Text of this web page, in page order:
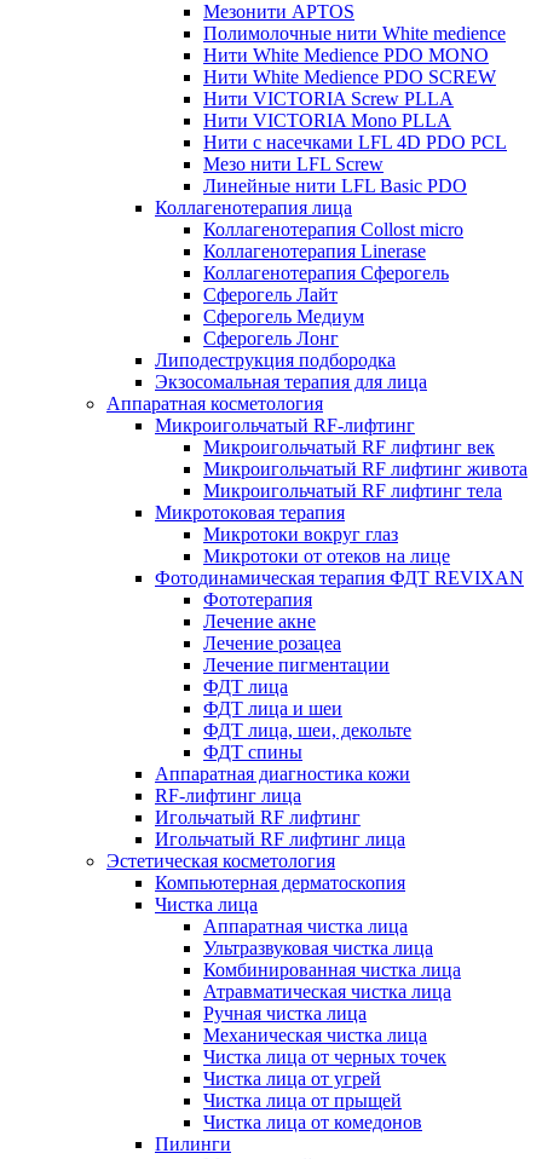
Мезонити APTOS
Полимолочные нити White medience
Нити White Medience PDO MONO
Нити White Medience PDO SCREW
Нити VICTORIA Screw PLLA
Нити VICTORIA Mono PLLA
Нити с насечками LFL 4D PDO PCL
Мезо нити LFL Screw
Линейные нити LFL Basic PDO
Коллагенотерапия лица
Коллагенотерапия Collost micro
Коллагенотерапия Linerase
Коллагенотерапия Сферогель
Сферогель Лайт
Сферогель Медиум
Сферогель Лонг
Липодеструкция подбородка
Экзосомальная терапия для лица
Аппаратная косметология
Микроигольчатый RF-лифтинг
Микроигольчатый RF лифтинг век
Микроигольчатый RF лифтинг живота
Микроигольчатый RF лифтинг тела
Микротоковая терапия
Микротоки вокруг глаз
Микротоки от отеков на лице
Фотодинамическая терапия ФДТ REVIXAN
Фототерапия
Лечение акне
Лечение розацеа
Лечение пигментации
ФДТ лица
ФДТ лица и шеи
ФДТ лица, шеи, декольте
ФДТ спины
Аппаратная диагностика кожи
RF-лифтинг лица
Игольчатый RF лифтинг
Игольчатый RF лифтинг лица
Эстетическая косметология
Компьютерная дерматоскопия
Чистка лица
Аппаратная чистка лица
Ультразвуковая чистка лица
Комбинированная чистка лица
Атравматическая чистка лица
Ручная чистка лица
Механическая чистка лица
Чистка лица от черных точек
Чистка лица от угрей
Чистка лица от прыщей
Чистка лица от комедонов
Пилинги